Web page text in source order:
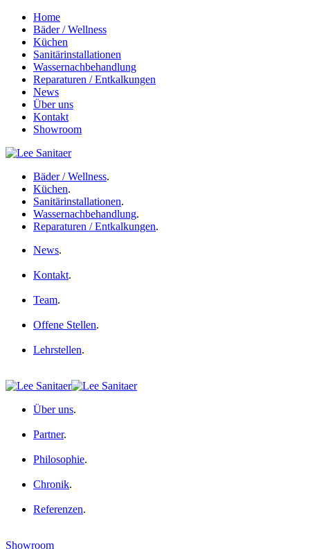
Home
Bäder / Wellness
Küchen
Sanitärinstallationen
Wassernachbehandlung
Reparaturen / Entkalkungen
News
Über uns
Kontakt
Showroom
Bäder / Wellness.
Küchen.
Sanitärinstallationen.
Wassernachbehandlung.
Reparaturen / Entkalkungen.
News.
Kontakt.
Team.
Offene Stellen.
Lehrstellen.
Über uns.
Partner.
Philosophie.
Chronik.
Referenzen.
Showroom